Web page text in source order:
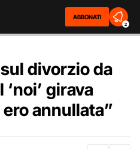
ABBONATI
2
divorzio da
girava
annullata”